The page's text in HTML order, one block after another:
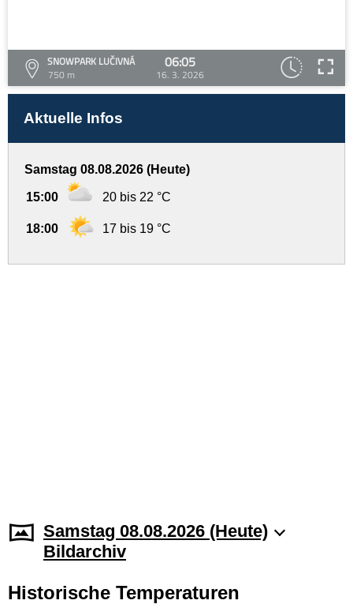
SNOWPARK LUČIVNÁ
750 m
06:05
16. 3. 2026
Aktuelle Infos
Samstag 08.08.2026 (Heute)
15:00 20 bis 22 °C
18:00 17 bis 19 °C
Samstag 08.08.2026 (Heute)
Bildarchiv
Historische Temperaturen